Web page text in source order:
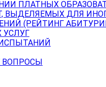
ПЛАТНЫХ
ВЫДЕЛЯЕМЫХ ДЛЯ
(РЕЙТИНГ
УСЛУГ
ВОПРОСЫ